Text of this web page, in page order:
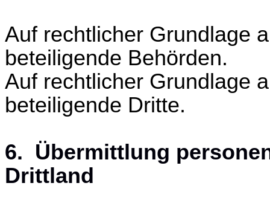
Auf rechtlicher Grundlage
beteiligende Behörden.
Auf rechtlicher Grundlage
beteiligende Dritte.
6. Übermittlung
Drittland